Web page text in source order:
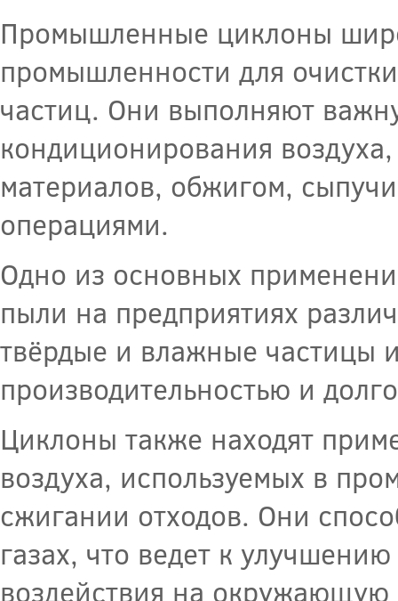
Промышленные циклоны
промышленности для
частиц. Они выполняют
кондиционирования
материалов, обжигом,
операциями.
Одно из основных
пыли на предприятиях
твёрдые и влажные частицы
производительностью и
Циклоны также находят
воздуха, используемых в
сжигании отходов. Они
газах, что ведет к
воздействия на окружающую